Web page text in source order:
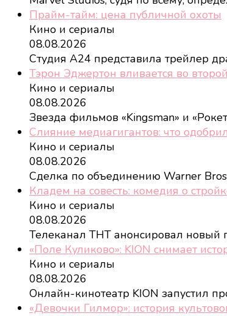
Прайм-тайм: цена публичной охоты
Кино и сериалы
08.08.2026
Студия A24 представила трейлер
Тэрон Эджертон вливается во
Кино и сериалы
08.08.2026
Звезда фильмов «Kingsman» и
Слияние медиагигантов: что
Кино и сериалы
08.08.2026
Сделка по объединению Warner
Кладем на совесть: комедия о
Кино и сериалы
08.08.2026
Телеканал ТНТ анонсировал новый
«Поле Куликово»: KION снимает
Кино и сериалы
08.08.2026
Онлайн-кинотеатр KION запустил
«Девочки Гилмор»: история